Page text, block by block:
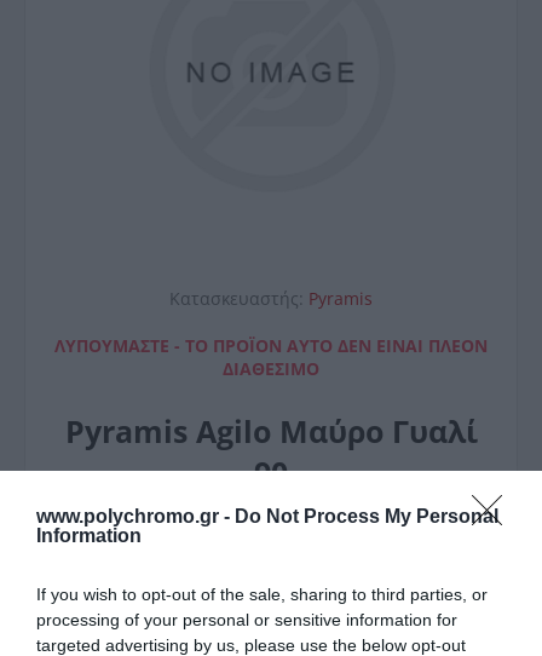
www.polychromo.gr - Do Not Process My Personal
Information
If you wish to opt-out of the sale, sharing to third parties, or
processing of your personal or sensitive information for
targeted advertising by us, please use the below opt-out
Κατασκευαστής: Pyramis
ΛΥΠΟΎΜΑΣΤΕ - ΤΟ ΠΡΟΪΌΝ ΑΥΤΌ ΔΕΝ ΕΊΝΑΙ ΠΛΈΟΝ
ΔΙΑΘΈΣΙΜΟ
Pyramis Agilo Μαύρο Γυαλί
90
343,00 €
Length:0
Width:0